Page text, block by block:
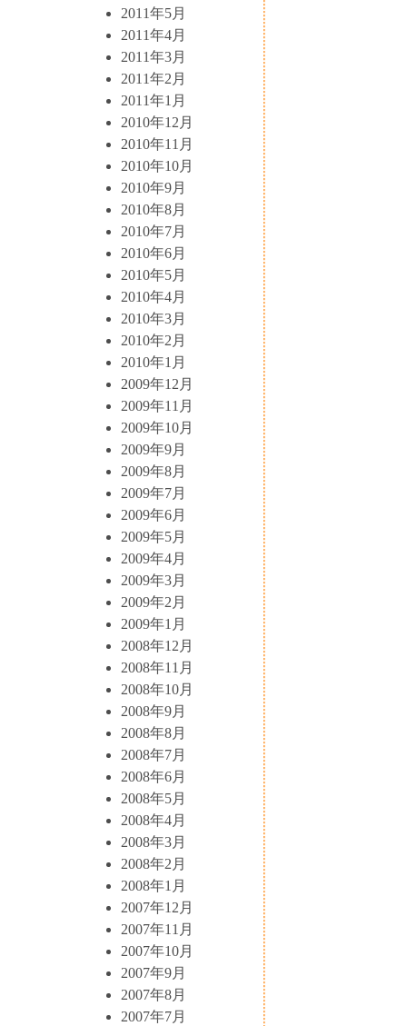
2011年5月
2011年4月
2011年3月
2011年2月
2011年1月
2010年12月
2010年11月
2010年10月
2010年9月
2010年8月
2010年7月
2010年6月
2010年5月
2010年4月
2010年3月
2010年2月
2010年1月
2009年12月
2009年11月
2009年10月
2009年9月
2009年8月
2009年7月
2009年6月
2009年5月
2009年4月
2009年3月
2009年2月
2009年1月
2008年12月
2008年11月
2008年10月
2008年9月
2008年8月
2008年7月
2008年6月
2008年5月
2008年4月
2008年3月
2008年2月
2008年1月
2007年12月
2007年11月
2007年10月
2007年9月
2007年8月
2007年7月